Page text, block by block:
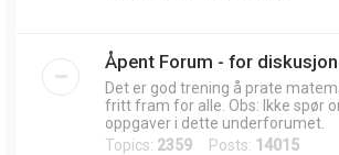
Åpent Forum - for diskusjon
Det er god trening å prate
fritt fram for alle. Obs: Ikke spør
oppgaver i dette underforumet.
Topics: 2359 Posts: 14015